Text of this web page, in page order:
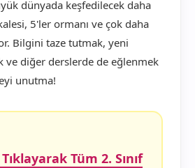
dünyada keşfedilecek daha
5'ler ormanı ve çok daha
Bilgini taze tutmak, yeni
ve diğer derslerde de eğlenmek
unutma!
Tüm 2. Sınıf